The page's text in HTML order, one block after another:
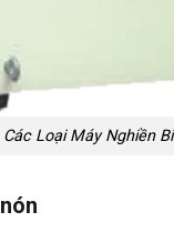
Các Loại Máy Nghiền Bi